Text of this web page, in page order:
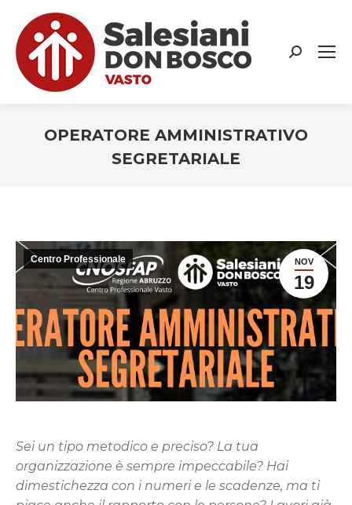
Search:
OPERATORE AMMINISTRATIVO
SEGRETARIALE
NOV
19
Centro Professionale
Sei un tipo metodico e preciso? La tua
organizzazione è sempre impeccabile? Hai
dimestichezza con i numeri e le scadenze, ma ti